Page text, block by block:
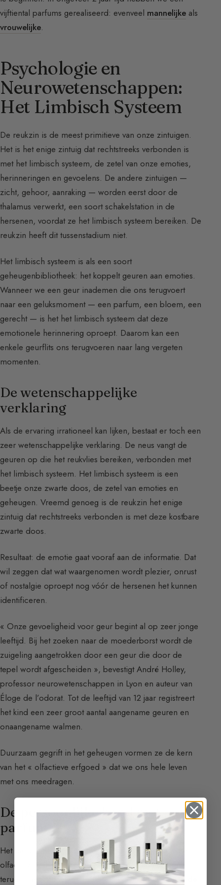
vijftiental parfums gerealiseerd: evenveel mannelijke als
vrouwelijke.
Psychologie en
Neurowetenschappen:
Het Limbisch Systeem
De reukzin is de meest primitieve van onze zintuigen.
Het is het enige zintuig dat rechtstreeks verbonden is
met het limbisch systeem, de zetel van onze emoties,
herinneringen en gevoelens. De andere zintuigen —
zicht, gehoor, aanraking — worden eerst door de
thalamus verwerkt, een soort schakelstation in de
hersenen, voordat ze het limbisch systeem bereiken. De
reukzin heeft dit tussenstadium niet.
Het limbisch systeem is als een soort
geheugenbibliotheek: het koppelt geuren aan emoties.
Wanneer we een geur inademen die ons terugvoert
naar een geluksmoment — een parfum, een bloem, een
gerecht — is het het limbisch systeem dat deze
emotionele herinnering oproept. Daarom kan een
enkele geurflits ons terugvoeren naar lang vergeten
momenten.
De wetenschappelijke
verklaring
Als de ervaring irrationeel kan lijken, bestaat er toch een
zeer wetenschappelijke verklaring. De neus vangt de
geuren op die het reukvlies bereiken, verbonden met
het limbisch systeem. Het limbisch systeem is een
beetje onze zwarte doos, de zetel van emoties en
geheugen. Vreemd genoeg is de reukzin het enige
zintuig dat rechtstreeks verbonden is met deze kostbare
zwarte doos.
Resultaat: de emotie gaat vooraf aan de informatie. Dat
wil zeggen dat wat waargenomen wordt plezier, onrust
of nostalgie oproept nog vóór de hersenen het kunnen
identificeren.
« Onze gevoeligheid voor geur begint al op zeer jonge
leeftijd. Bij het zoeken naar de moederborst wordt de
zuigeling aangetrokken door een geur die door de
tepel wordt afgescheiden », bevestigt André Holley,
professor neurowetenschappen in Lyon en auteur van
Éloge de l’odorat. Tot de leeftijd van 12 jaar registreert
het kind een zeer groot aantal aangename geuren en
onaangename walmen.
Duurzaam gegrift in het geheugen vormen ze de kern
van het « olfactieve erfgoed » dat we ons hele leven
met ons meedragen.
De persoonlijke band met
parfum
Het parfum raakt de intimiteit. Door op te gaan in het
olfactieve geheugen, kan men een bepaalde sfeer
terugvinden. Zo is het opmerkelijk dat sommigeeau de